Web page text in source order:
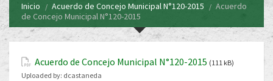
Inicio Acuerdo de Concejo Municipal N°120-2015
Acuerdo
de Concejo Municipal N°120-2015
Acuerdo de Concejo Municipal N°120-2015 (111 kB)
Uploaded by: dcastaneda